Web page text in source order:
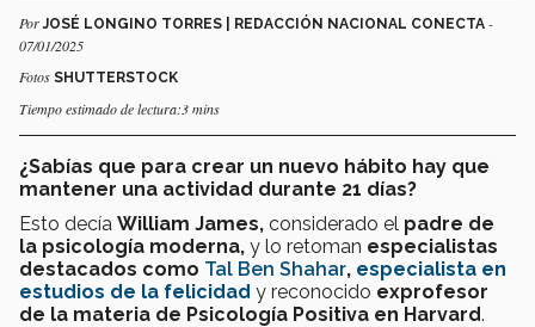
PorJOSÉ LONGINO TORRES | REDACCIÓN NACIONAL CONECTA -
07/01/2025
Fotos SHUTTERSTOCK
Tiempo estimado de lectura:3 mins
¿Sabías que para crear un nuevo hábito hay que
mantener una actividad durante 21 días?
Esto decía William James, considerado el padre de
la psicología moderna, y lo retoman especialistas
destacados como Tal Ben Shahar, especialista en
estudios de la felicidad y reconocido exprofesor
de la materia de Psicología Positiva en Harvard.